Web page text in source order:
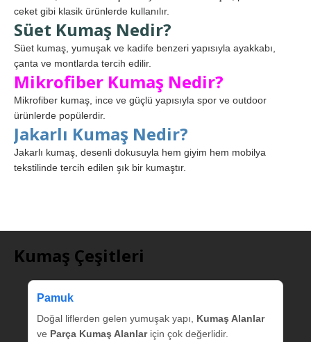
ceket gibi klasik ürünlerde kullanılır.
Süet Kumaş Nedir?
Süet kumaş, yumuşak ve kadife benzeri yapısıyla ayakkabı,
çanta ve montlarda tercih edilir.
Mikrofiber Kumaş Nedir?
Mikrofiber kumaş, ince ve güçlü yapısıyla spor ve outdoor
ürünlerde popülerdir.
Jakarlı Kumaş Nedir?
Jakarlı kumaş, desenli dokusuyla hem giyim hem mobilya
tekstilinde tercih edilen şık bir kumaştır.
Kumaş Çeşitleri
Pamuk
Doğal liflerden gelen yumuşak yapı, Kumaş Alanlar
ve Parça Kumaş Alanlariçin çok değerlidir.